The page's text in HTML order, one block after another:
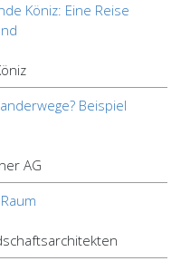
Köniz: Eine Reise
Beispiel
AG